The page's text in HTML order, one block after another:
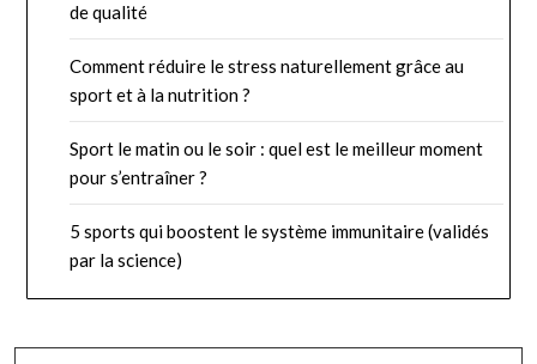
de qualité
Comment réduire le stress naturellement grâce au
sport et à la nutrition ?
Sport le matin ou le soir : quel est le meilleur moment
pour s’entraîner ?
5 sports qui boostent le système immunitaire (validés
par la science)